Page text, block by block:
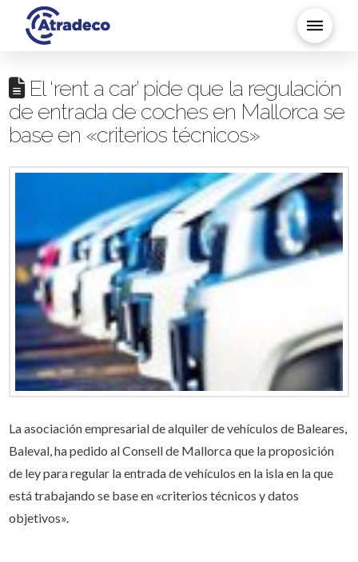
El ‘rent a car’ pide que la regulación
de entrada de coches en Mallorca se
base en «criterios técnicos»
La asociación empresarial de alquiler de vehículos de Baleares,
Baleval, ha pedido al Consell de Mallorca que la proposición
de ley para regular la entrada de vehículos en la isla en la que
está trabajando se base en «criterios técnicos y datos
objetivos».